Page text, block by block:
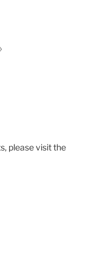
please visit the